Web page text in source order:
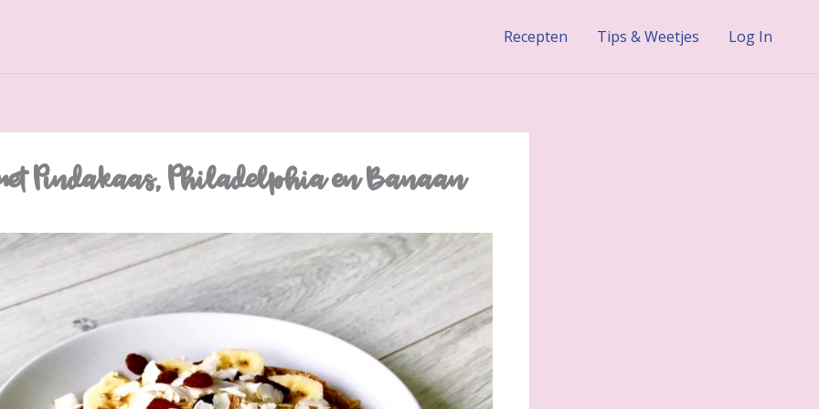
Recepten Tips & Weetjes Log In
Pindakaas, Philadelphia en Banaan